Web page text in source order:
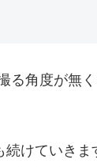
る角度が無
けていきま